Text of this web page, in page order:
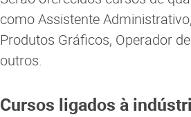
como Assistente
Produtos Gráficos, Operador
outros.
Cursos ligados à